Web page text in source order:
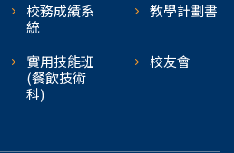
校務成績系
統
教學計劃書
實用技能班
(餐飲技術
科)
校友會